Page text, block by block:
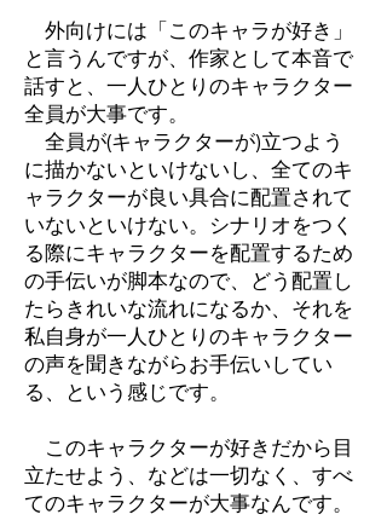
外向けには「このキャラが好き」
と言うんですが、作家として本音で
話すと、一人ひとりのキャラクター
全員が大事です。
全員が(キャラクターが)立つよう
に描かないといけないし、全てのキ
ャラクターが良い具合に配置されて
いないといけない。シナリオをつく
る際にキャラクターを配置するため
の手伝いが脚本なので、どう配置し
たらきれいな流れになるか、それを
私自身が一人ひとりのキャラクター
の声を聞きながらお手伝いしてい
る、という感じです。
このキャラクターが好きだから目
立たせよう、などは一切なく、すべ
てのキャラクターが大事なんです。